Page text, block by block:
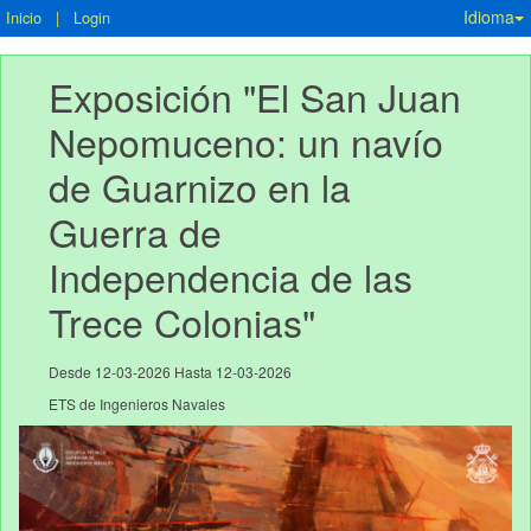
Inicio | Login Idioma
Exposición "El San Juan
Nepomuceno: un navío
de Guarnizo en la
Guerra de
Independencia de las
Trece Colonias"
Desde 12-03-2026 Hasta 12-03-2026
ETS de Ingenieros Navales